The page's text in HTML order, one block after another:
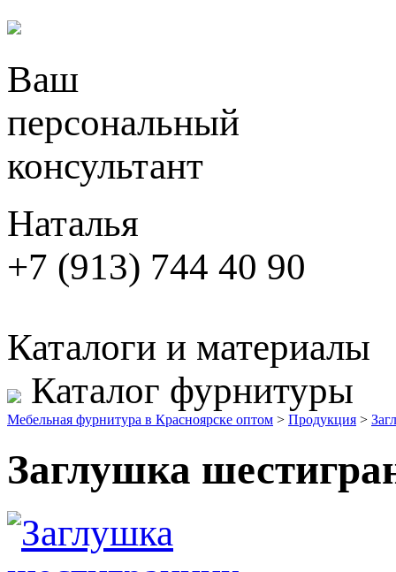
Ваш
персональный
консультант
Наталья
+7 (913) 744 40 90
Каталоги и материалы
Каталог фурнитуры
Мебельная фурнитура в Красноярске оптом > Продукция >
Заглушка